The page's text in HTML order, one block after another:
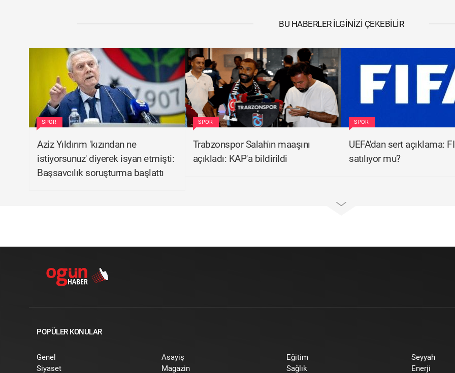
BU HABERLER İLGINIZI ÇEKEBILIR
SPOR
Aziz Yıldırım 'kızından ne
istiyorsunuz' diyerek isyan etmişti:
Başsavcılık soruşturma başlattı
SPOR
Trabzonspor Salah'ın maaşını
açıkladı: KAP'a bildirildi
SPOR
UEFA'dan sert açıklama:
satılıyor mu?
POPÜLER KONULAR
Genel
Siyaset
Asayiş
Magazin
Eğitim
Sağlık
Seyyah
Enerji